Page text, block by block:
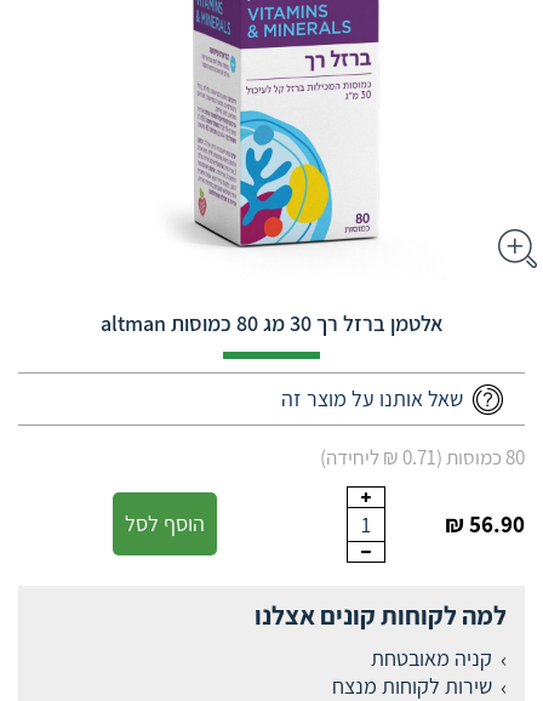
‏אלטמן ברזל רך 30 מג 80 כמוסות altman
שאל אותנו על מוצר זה
80 כמוסות (0.71 ₪ ליחידה)
56.90 ₪
1 הוסף לסל
למה לקוחות קונים אצלנו
קניה מאובטחת
שירות לקוחות מנצח